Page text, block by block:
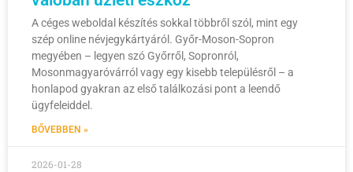
A céges weboldal készítés sokkal többről szól, mint egy
szép online névjegykártyáról. Győr-Moson-Sopron
megyében – legyen szó Győrről, Sopronról,
Mosonmagyaróvárról vagy egy kisebb településről – a
honlapod gyakran az első találkozási pont a leendő
ügyfeleiddel.
BŐVEBBEN »
2026-01-28